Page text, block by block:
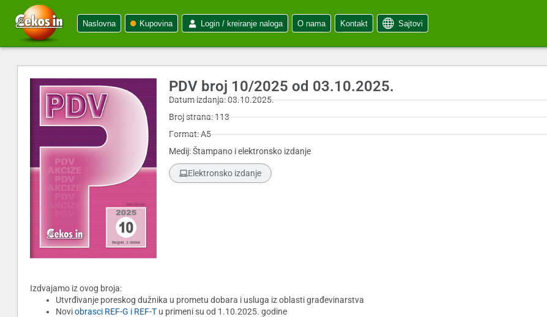
Naslovna Kupovina Login / kreiranje naloga O nama Kontakt Sajtovi
PDV broj 10/2025 od 03.10.2025.
Datum izdanja: 03.10.2025.
Broj strana: 113
Format: A5
Medij: Štampano i elektronsko izdanje
Elektronsko izdanje
Izdvajamo iz ovog broja:
Utvrđivanje poreskog dužnika u prometu dobara i usluga iz oblasti građevinarstva
Noviobrasci REF-G i REF-T u primeni su od 1.10.2025. godine